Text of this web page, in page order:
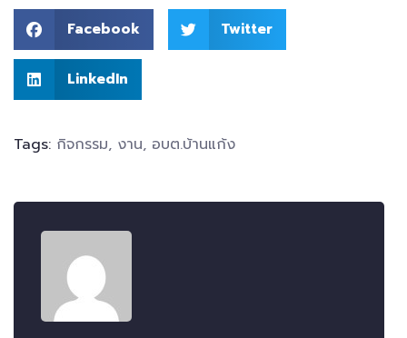
Facebook Twitter
LinkedIn
Tags: กิจกรรม, งาน, อบต.บ้านแก้ง